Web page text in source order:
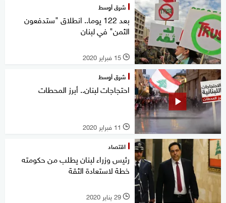
شرق أوسط
بعد 122 يوما.. انطلاق "ستدفعون
الثمن" في لبنان
l 15 فبراير 2020
شرق أوسط
احتجاجات لبنان.. أبرز المحطات
l 11 فبراير 2020
اقتصاد
رئيس وزراء لبنان يطلب من حكومته
خطة لاستعادة الثقة
l 29 يناير 2020